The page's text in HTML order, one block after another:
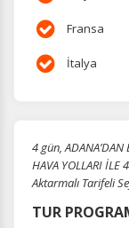
Fransa
İtalya
4 gün, ADANA’DAN
HAVA YOLLARI İLE
Aktarmalı Tarifeli
TUR